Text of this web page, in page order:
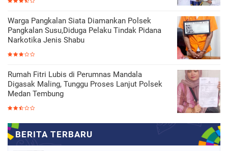
Warga Pangkalan Siata Diamankan Polsek
Pangkalan Susu,Diduga Pelaku Tindak Pidana
Narkotika Jenis Shabu
Rumah Fitri Lubis di Perumnas Mandala
Digasak Maling, Tunggu Proses Lanjut Polsek
Medan Tembung